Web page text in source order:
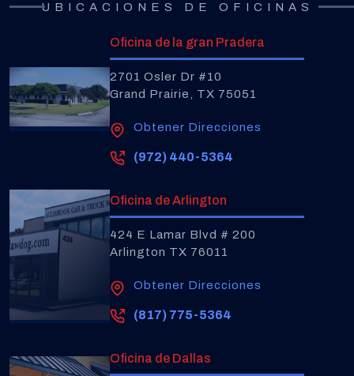
UBICACIONES DE OFICINAS
Oficina de la gran Pradera
2701 Osler Dr #10
Grand Prairie, TX 75051
Obtener Direcciones
(972) 440-5364
Oficina de Arlington
424 E Lamar Blvd # 200
Arlington TX 76011
Obtener Direcciones
(817) 775-5364
Oficina de Dallas